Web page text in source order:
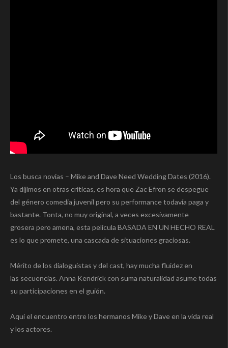
Los busca novias – Mike and Dave Need Wedding Dates (2016).
Ya dijimos en otras críticas, es hora que Zac Efron se despegue
del género comedia juvenil pero su performance todavía paga y
bastante. Tonta, no muy original, a veces excesivamente
grosera pero amena, esta película BASADA EN UN HECHO REAL
es lo que promete, una cascada de situaciones graciosas.
Mérito de los dialoguistas y del cast, hay mucha fluidez en
las secuencias. Anna Kendrick con suma naturalidad asume todas
su participaciones en el guión.
Aqui el encuentro entre los hermanos Mike y Dave en la vida real
y los actores.